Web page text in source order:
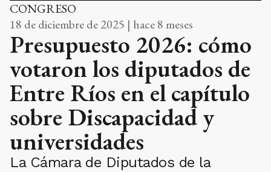
CONGRESO
18 de diciembre de 2025 | hace 8 meses
Presupuesto 2026: cómo
votaron los diputados de
Entre Ríos en el capítulo
sobre Discapacidad y
universidades
La Cámara de Diputados de la